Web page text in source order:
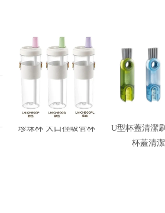
珍珠杯 大口徑吸管杯
U型杯蓋清潔
杯蓋清潔